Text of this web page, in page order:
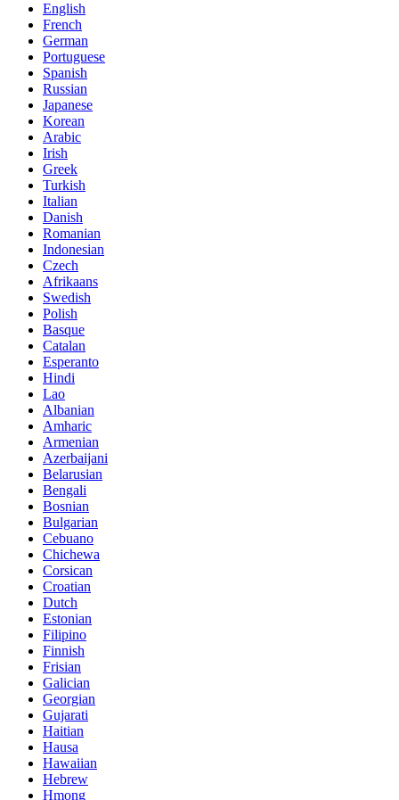
English
French
German
Portuguese
Spanish
Russian
Japanese
Korean
Arabic
Irish
Greek
Turkish
Italian
Danish
Romanian
Indonesian
Czech
Afrikaans
Swedish
Polish
Basque
Catalan
Esperanto
Hindi
Lao
Albanian
Amharic
Armenian
Azerbaijani
Belarusian
Bengali
Bosnian
Bulgarian
Cebuano
Chichewa
Corsican
Croatian
Dutch
Estonian
Filipino
Finnish
Frisian
Galician
Georgian
Gujarati
Haitian
Hausa
Hawaiian
Hebrew
Hmong